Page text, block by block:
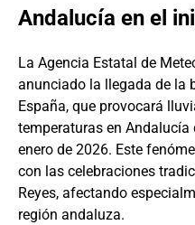
Andalucía en el
La Agencia Estatal de
anunciado la llegada de la
España, que provocará
temperaturas en
enero de 2026. Este
con las celebraciones
Reyes, afectando
región andaluza.